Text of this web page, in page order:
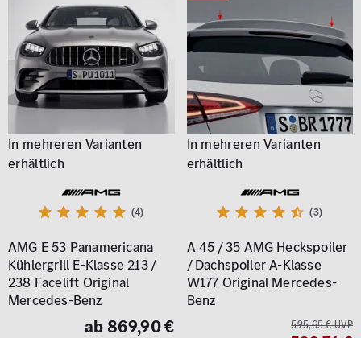
(4)
AMG E 53 Panamericana
Kühlergrill E-Klasse 213 /
238 Facelift Original
Mercedes-Benz
ab 869,90 €
(3)
A 45 / 35 AMG Heckspoiler
/ Dachspoiler A-Klasse
W177 Original Mercedes-
Benz
595,65 € UVP